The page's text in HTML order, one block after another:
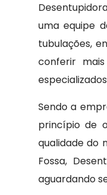
uma equipe
tubulações,
conferir
Sendo a
princípio de
qualidade do
Fossa,
aguardando